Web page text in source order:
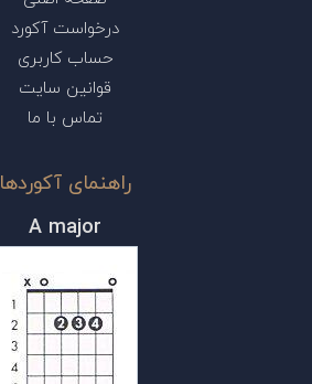
درخواست آکورد
حساب کاربری
قوانین سایت
تماس با ما
راهنمای آکوردها
A major